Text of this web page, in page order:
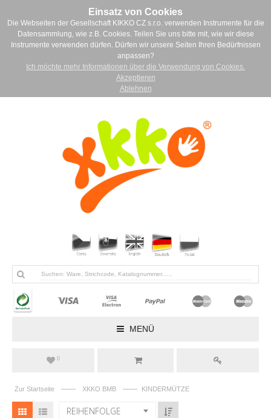
Einsatz von Cookies
Die Webseiten der Gesellschaft KIKKO CZ s.r.o. verwenden Instrumente für die
Datensammlung, wie z.B. Cookies. Teilen Sie uns bitte mit, wie wir diese
Instrumente verwenden dürfen. Dürfen wir unsere Seiten Ihren Bedürfnissen
anpassen?
Ich möchte mehr Informationen über die Verwendung von Cookies.
Akzeptieren
Ablehnen
MENÜ
0
Zur Startseite —— XKKO BMB —— KINDERMÜTZE
REIHENFOLGE